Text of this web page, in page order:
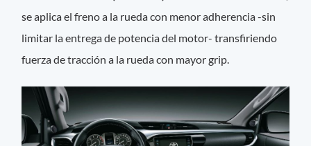
se aplica el freno a la rueda con menor adherencia -sin
limitar la entrega de potencia del motor- transfiriendo
fuerza de tracción a la rueda con mayor grip.